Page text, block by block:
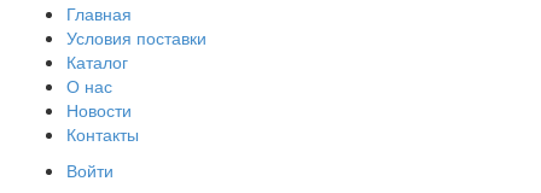
Главная
Условия поставки
Каталог
О нас
Новости
Контакты
Войти